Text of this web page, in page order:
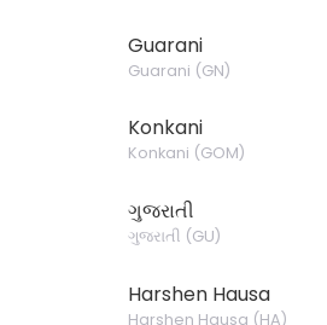
Guarani
Guarani (GN)
Konkani
Konkani (GOM)
ગુજરાતી
ગુજરાતી (GU)
Harshen Hausa
Harshen Hausa (HA)